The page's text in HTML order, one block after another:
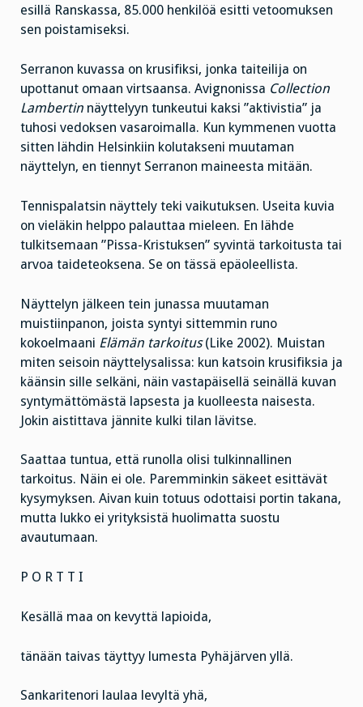
esillä Ranskassa, 85.000 henkilöä esitti vetoomuksen
sen poistamiseksi.
Serranon kuvassa on krusifiksi, jonka taiteilija on
upottanut omaan virtsaansa. Avignonissa Collection
Lambertin näyttelyyn tunkeutui kaksi ”aktivistia” ja
tuhosi vedoksen vasaroimalla. Kun kymmenen vuotta
sitten lähdin Helsinkiin kolutakseni muutaman
näyttelyn, en tiennyt Serranon maineesta mitään.
Tennispalatsin näyttely teki vaikutuksen. Useita kuvia
on vieläkin helppo palauttaa mieleen. En lähde
tulkitsemaan ”Pissa-Kristuksen” syvintä tarkoitusta tai
arvoa taideteoksena. Se on tässä epäoleellista.
Näyttelyn jälkeen tein junassa muutaman
muistiinpanon, joista syntyi sittemmin runo
kokoelmaani Elämän tarkoitus(Like 2002). Muistan
miten seisoin näyttelysalissa: kun katsoin krusifiksia ja
käänsin sille selkäni, näin vastapäisellä seinällä kuvan
syntymättömästä lapsesta ja kuolleesta naisesta.
Jokin aistittava jännite kulki tilan lävitse.
Saattaa tuntua, että runolla olisi tulkinnallinen
tarkoitus. Näin ei ole. Paremminkin säkeet esittävät
kysymyksen. Aivan kuin totuus odottaisi portin takana,
mutta lukko ei yrityksistä huolimatta suostu
avautumaan.
P O R T T I
Kesällä maa on kevyttä lapioida,
tänään taivas täyttyy lumesta Pyhäjärven yllä.
Sankaritenori laulaa levyltä yhä,